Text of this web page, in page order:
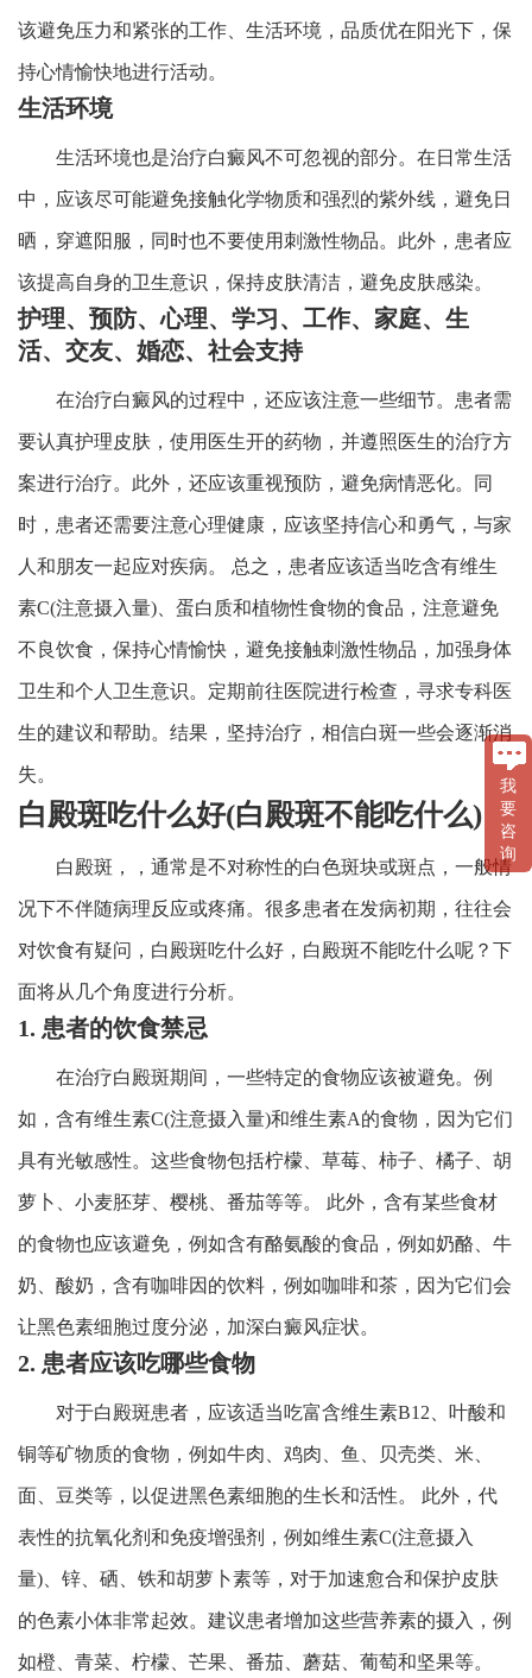
该避免压力和紧张的工作、生活环境，品质优在阳光下，保
持心情愉快地进行活动。
生活环境
生活环境也是治疗白癜风不可忽视的部分。在日常生活
中，应该尽可能避免接触化学物质和强烈的紫外线，避免日
晒，穿遮阳服，同时也不要使用刺激性物品。此外，患者应
该提高自身的卫生意识，保持皮肤清洁，避免皮肤感染。
护理、预防、心理、学习、工作、家庭、生
活、交友、婚恋、社会支持
在治疗白癜风的过程中，还应该注意一些细节。患者需
要认真护理皮肤，使用医生开的药物，并遵照医生的治疗方
案进行治疗。此外，还应该重视预防，避免病情恶化。同
时，患者还需要注意心理健康，应该坚持信心和勇气，与家
人和朋友一起应对疾病。 总之，患者应该适当吃含有维生
素C(注意摄入量)、蛋白质和植物性食物的食品，注意避免
不良饮食，保持心情愉快，避免接触刺激性物品，加强身体
卫生和个人卫生意识。定期前往医院进行检查，寻求专科医
生的建议和帮助。结果，坚持治疗，相信白斑一些会逐渐消
失。
白殿斑吃什么好(白殿斑不能吃什么)
白殿斑，，通常是不对称性的白色斑块或斑点，一般情
况下不伴随病理反应或疼痛。很多患者在发病初期，往往会
对饮食有疑问，白殿斑吃什么好，白殿斑不能吃什么呢？下
面将从几个角度进行分析。
1. 患者的饮食禁忌
在治疗白殿斑期间，一些特定的食物应该被避免。例
如，含有维生素C(注意摄入量)和维生素A的食物，因为它们
具有光敏感性。这些食物包括柠檬、草莓、柿子、橘子、胡
萝卜、小麦胚芽、樱桃、番茄等等。 此外，含有某些食材
的食物也应该避免，例如含有酪氨酸的食品，例如奶酪、牛
奶、酸奶，含有咖啡因的饮料，例如咖啡和茶，因为它们会
让黑色素细胞过度分泌，加深白癜风症状。
2. 患者应该吃哪些食物
对于白殿斑患者，应该适当吃富含维生素B12、叶酸和
铜等矿物质的食物，例如牛肉、鸡肉、鱼、贝壳类、米、
面、豆类等，以促进黑色素细胞的生长和活性。 此外，代
表性的抗氧化剂和免疫增强剂，例如维生素C(注意摄入
量)、锌、硒、铁和胡萝卜素等，对于加速愈合和保护皮肤
的色素小体非常起效。建议患者增加这些营养素的摄入，例
如橙、青菜、柠檬、芒果、番茄、蘑菇、葡萄和坚果等。
我
要
咨
询